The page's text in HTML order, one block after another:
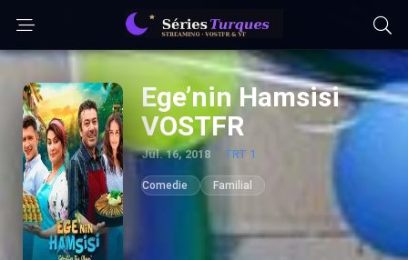
Ege’nin Hamsisi
VOSTFR
Jul. 16, 2018 TRT 1
Comedie Familial